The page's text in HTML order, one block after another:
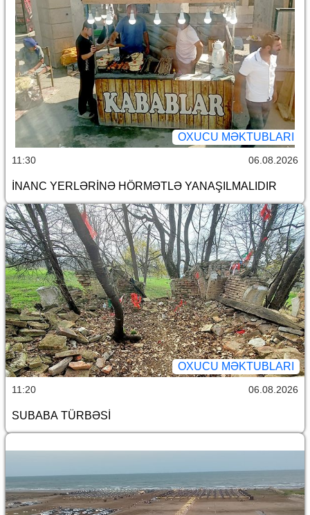
OXUCU MƏKTUBLARI
11:30 06.08.2026
İNANC YERLƏRİNƏ HÖRMƏTLƏ YANAŞILMALIDIR
OXUCU MƏKTUBLARI
11:20 06.08.2026
SUBABA TÜRBƏSİ